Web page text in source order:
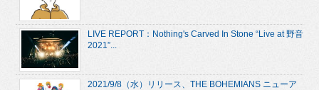
LIVE REPORT：Nothing's Carved In Stone “Live at 野音
2021”...
2021/9/8（水）リリース、THE BOHEMIANS ニューア